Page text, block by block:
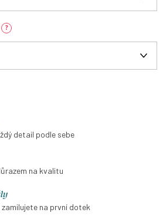
?
detail podle sebe
na kvalitu
na první dotek